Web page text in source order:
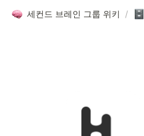
세컨드 브레인 그룹 위키 /